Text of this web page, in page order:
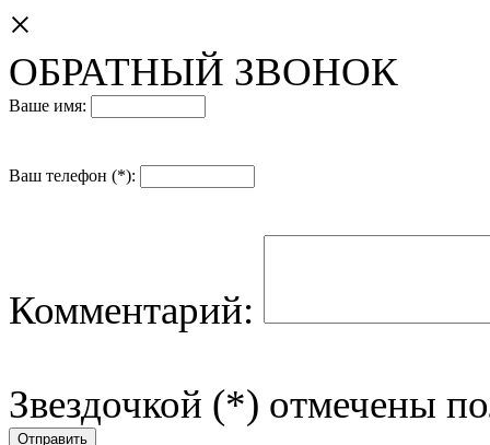
×
ОБРАТНЫЙ ЗВОНОК
Ваше имя:
Ваш телефон (*):
Комментарий:
Звездочкой (*) отмечены